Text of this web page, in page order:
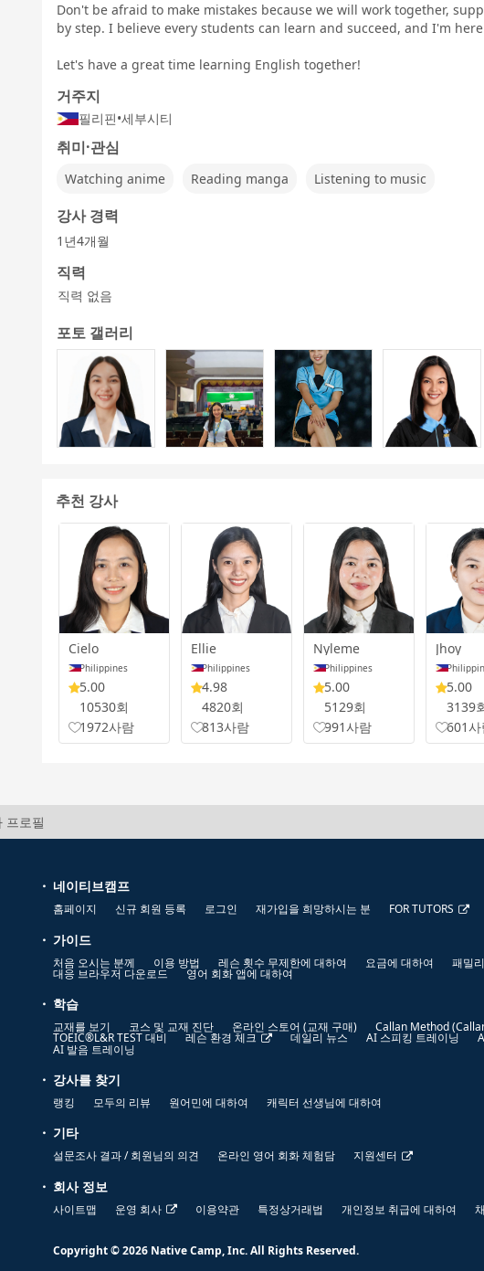
일러스트로
배우는 영문
토픽 토크 스피킹
발음 트레이
닝 기초 - 미국
발음 트레이
닝 발전 - 미국
발음 훈련 실
천 - 미국 영어
5분간 토론
Don't be afraid to make mistakes because we will work together,
by step. I believe every students can learn and succeed, and I'm
Let's have a great time learning English together!
거주지
필리핀•세부시티
취미·관심
Watching anime Reading manga Listening to music
강사 경력
1년4개월
직력
직력 없음
포토 갤러리
추천 강사
Cielo
Philippines
5.00
10530회
1972사람
Ellie
Philippines
4.98
4820회
813사람
Nyleme
Philippines
5.00
5129회
991사람
Jhoy
5.00
3139
601사
프로필
네이티브캠프
홈페이지 신규 회원 등록 로그인 재가입을 희망하시는 분 FOR TUTORS
가이드
처음 오시는 분께 이용 방법 레슨 횟수 무제한에 대하여 요금에 대하여 패밀
대응 브라우저 다운로드 영어 회화 앱에 대하여
학습
교재를 보기 코스 및 교재 진단 온라인 스토어 (교재 구매) Callan Method
TOEIC®L&R TEST 대비 레슨 환경 체크 데일리 뉴스 AI 스피킹 트레이닝
AI 발음 트레이닝
강사를 찾기
랭킹 모두의 리뷰 원어민에 대하여 캐릭터 선생님에 대하여
기타
설문조사 결과 / 회원님의 의견 온라인 영어 회화 체험담 지원센터
회사 정보
사이트맵 운영 회사 이용약관 특정상거래법 개인정보 취급에 대하여
Copyright © 2026 Native Camp, Inc. All Rights Reserved.